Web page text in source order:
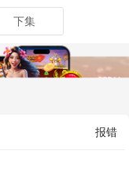
下集
报错